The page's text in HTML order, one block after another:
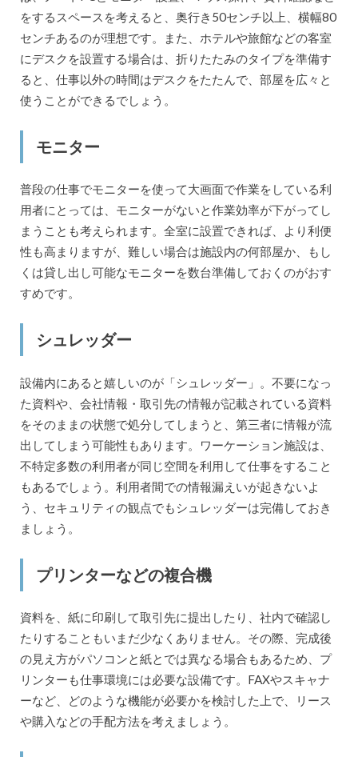
をするスペースを考えると、奥行き50センチ以上、横幅80
センチあるのが理想です。また、ホテルや旅館などの客室
にデスクを設置する場合は、折りたたみのタイプを準備す
ると、仕事以外の時間はデスクをたたんで、部屋を広々と
使うことができるでしょう。
モニター
普段の仕事でモニターを使って大画面で作業をしている利
用者にとっては、モニターがないと作業効率が下がってし
まうことも考えられます。全室に設置できれば、より利便
性も高まりますが、難しい場合は施設内の何部屋か、もし
くは貸し出し可能なモニターを数台準備しておくのがおす
すめです。
シュレッダー
設備内にあると嬉しいのが「シュレッダー」。不要になっ
た資料や、会社情報・取引先の情報が記載されている資料
をそのままの状態で処分してしまうと、第三者に情報が流
出してしまう可能性もあります。ワーケーション施設は、
不特定多数の利用者が同じ空間を利用して仕事をすること
もあるでしょう。利用者間での情報漏えいが起きないよ
う、セキュリティの観点でもシュレッダーは完備しておき
ましょう。
プリンターなどの複合機
資料を、紙に印刷して取引先に提出したり、社内で確認し
たりすることもいまだ少なくありません。その際、完成後
の見え方がパソコンと紙とでは異なる場合もあるため、プ
リンターも仕事環境には必要な設備です。FAXやスキャナ
ーなど、どのような機能が必要かを検討した上で、リース
や購入などの手配方法を考えましょう。